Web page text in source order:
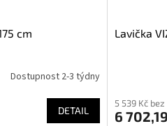
cm
Dostupnost 2-3 týdny
DETAIL
Lavička
5 539 Kč bez
6